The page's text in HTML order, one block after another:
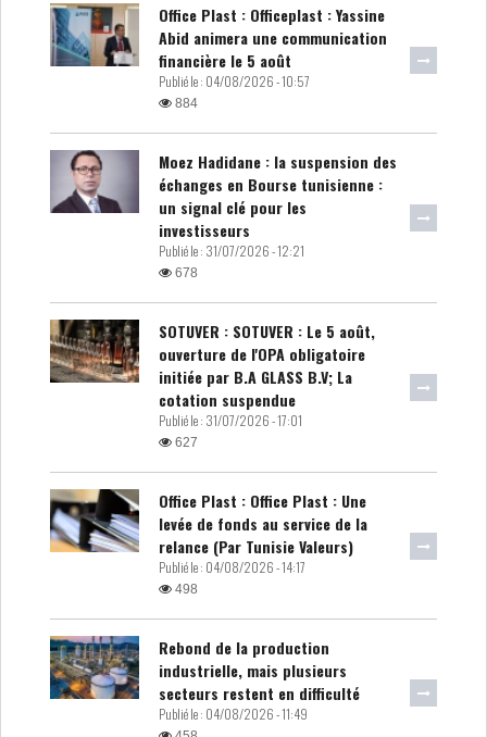
Office Plast : Officeplast : Yassine
Abid animera une communication
financière le 5 août
Publié le : 04/08/2026 - 10:57
884
Moez Hadidane : la suspension des
échanges en Bourse tunisienne :
un signal clé pour les
investisseurs
Publié le : 31/07/2026 - 12:21
678
SOTUVER : SOTUVER : Le 5 août,
ouverture de l'OPA obligatoire
initiée par B.A GLASS B.V; La
cotation suspendue
Publié le : 31/07/2026 - 17:01
627
Office Plast : Office Plast : Une
levée de fonds au service de la
relance (Par Tunisie Valeurs)
Publié le : 04/08/2026 - 14:17
498
Rebond de la production
industrielle, mais plusieurs
secteurs restent en difficulté
Publié le : 04/08/2026 - 11:49